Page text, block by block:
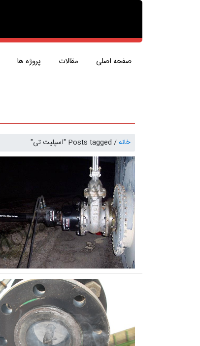
صفحه اصلی مقالات پروژه ها
خانه/ Posts tagged "اسپلیت تی"